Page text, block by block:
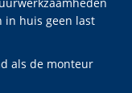
huis geen last
als de monteur